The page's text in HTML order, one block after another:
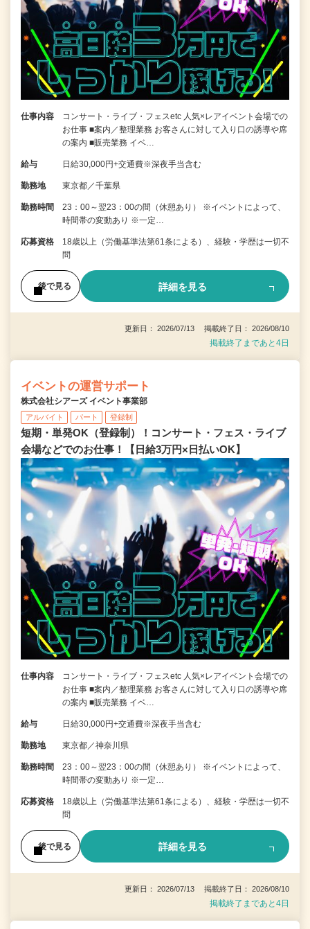
仕事内容
コンサート・ライブ・フェスetc 人気×レアイベント会場での
お仕事 ■案内／整理業務 お客さんに対して入り口の誘導や席
の案内 ■販売業務 イベ…
給与 日給30,000円+交通費※深夜手当含む
勤務地 東京都／千葉県
勤務時間
23：00～翌23：00の間（休憩あり） ※イベントによって、
時間帯の変動あり ※一定…
応募資格
18歳以上（労働基準法第61条による）、経験・学歴は一切不
問
後で見る 詳細を見る
更新日： 2026/07/13 掲載終了日： 2026/08/10
掲載終了まであと4日
イベントの運営サポート
株式会社シアーズ イベント事業部
アルバイト パート 登録制
短期・単発OK（登録制）！コンサート・フェス・ライブ
会場などでのお仕事！【日給3万円×日払いOK】
仕事内容
コンサート・ライブ・フェスetc 人気×レアイベント会場での
お仕事 ■案内／整理業務 お客さんに対して入り口の誘導や席
の案内 ■販売業務 イベ…
給与 日給30,000円+交通費※深夜手当含む
勤務地 東京都／神奈川県
勤務時間
23：00～翌23：00の間（休憩あり） ※イベントによって、
時間帯の変動あり ※一定…
応募資格
18歳以上（労働基準法第61条による）、経験・学歴は一切不
問
後で見る 詳細を見る
更新日： 2026/07/13 掲載終了日： 2026/08/10
掲載終了まであと4日